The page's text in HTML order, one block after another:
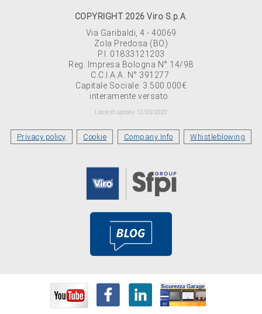
COPYRIGHT 2026 Viro S.p.A.
Via Garibaldi, 4 - 40069
Zola Predosa (BO)
P.I. 01833121203
Reg. Impresa Bologna N° 14/98
C.C.I.A.A. N° 391277
Capitale Sociale: 3.500.000€
interamente versato.
Lastest update 12/05/2023
Privacy policy Cookie Company Info Whistleblowing